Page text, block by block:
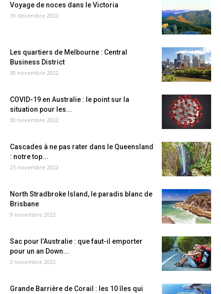
Voyage de noces dans le Victoria
19 décembre 2022
Les quartiers de Melbourne : Central
Business District
30 novembre 2022
COVID-19 en Australie : le point sur la
situation pour les...
30 novembre 2022
Cascades à ne pas rater dans le Queensland
: notre top...
23 novembre 2022
North Stradbroke Island, le paradis blanc de
Brisbane
9 novembre 2022
Sac pour l’Australie : que faut-il emporter
pour un an Down...
2 novembre 2022
Grande Barrière de Corail : les 10 îles qui